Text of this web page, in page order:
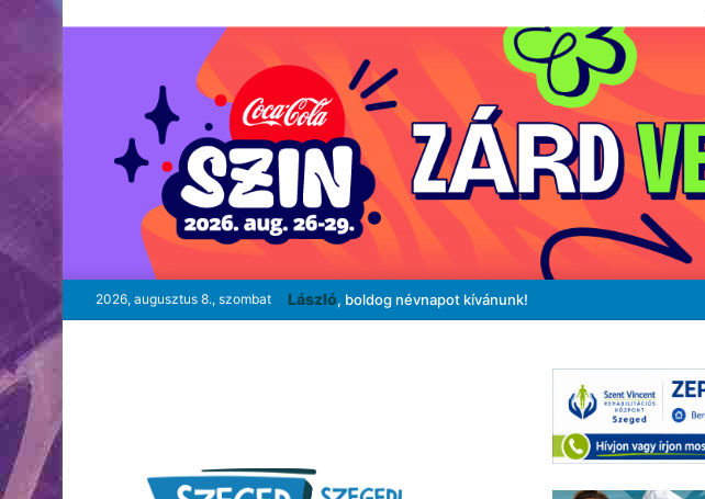
2026, augusztus 8., szombat László, boldog névnapot kívánunk!